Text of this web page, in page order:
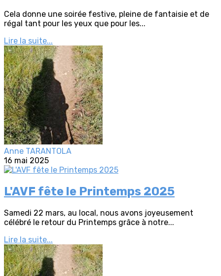
Cela donne une soirée festive, pleine de fantaisie et de
régal tant pour les yeux que pour les...
Lire la suite...
Anne TARANTOLA
16 mai 2025
L'AVF fête le Printemps 2025
Samedi 22 mars, au local, nous avons joyeusement
célébré le retour du Printemps grâce à notre...
Lire la suite...